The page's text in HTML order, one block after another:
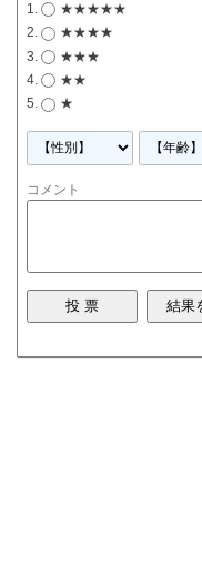
★★★★★
★★★★
★★★
★★
★
コメント